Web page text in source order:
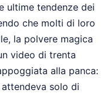
ultime tendenze dei
che molti di loro
la polvere magica
video di trenta
alla panca:
solo di